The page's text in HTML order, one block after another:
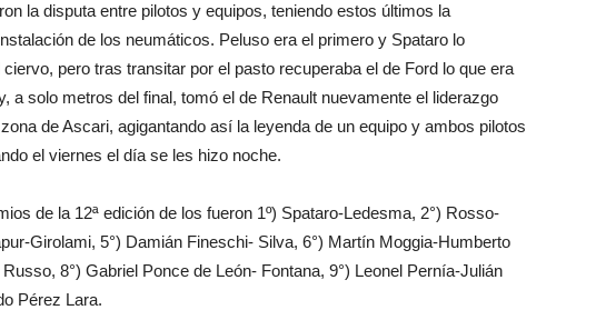
la disputa entre pilotos y equipos, teniendo estos últimos la
de los neumáticos. Peluso era el primero y Spataro lo
ciervo, pero tras transitar por el pasto recuperaba el de Ford lo que era
a solo metros del final, tomó el de Renault nuevamente el liderazgo
de Ascari, agigantando así la leyenda de un equipo y ambos pilotos
el viernes el día se les hizo noche.
de la 12ª edición de los fueron 1º) Spataro-Ledesma, 2°) Rosso-
Girolami, 5°) Damián Fineschi- Silva, 6°) Martín Moggia-Humberto
8°) Gabriel Ponce de León- Fontana, 9°) Leonel Pernía-Julián
Pérez Lara.